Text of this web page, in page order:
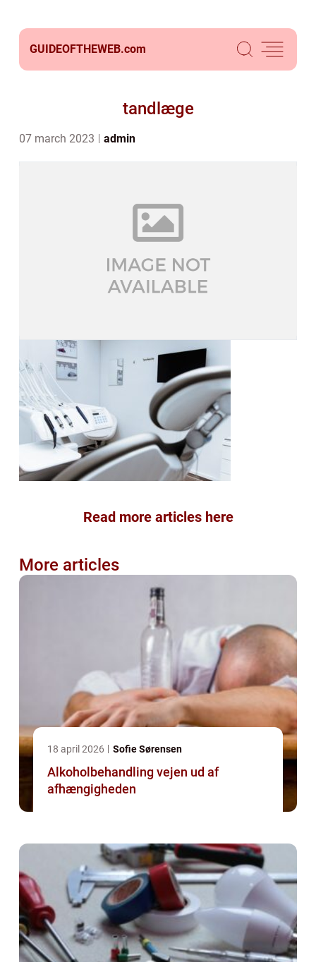
GUIDEOFTHEWEB.com
tandlæge
07 march 2023 admin
Read more articles here
More articles
18 april 2026 Sofie Sørensen
Alkoholbehandling vejen ud af
afhængigheden